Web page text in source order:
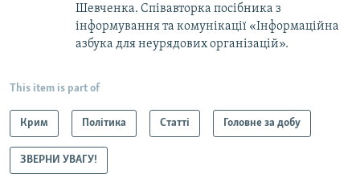
Шевченка. Співавторка посібника з
інформування та комунікації «Інформаційна
азбука для неурядових організацій».
This item is part of
Крим Політика Статті Головне за добу
ЗВЕРНИ УВАГУ!